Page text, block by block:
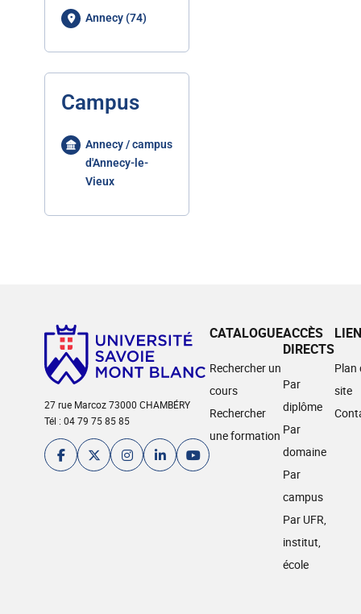
Annecy (74)
Campus
Annecy / campus
d'Annecy-le-
Vieux
27 rue Marcoz 73000 CHAMBÉRY
Tél : 04 79 75 85 85
CATALOGUE
Rechercher un
cours
Rechercher
une formation
ACCÈS
DIRECTS
Par
diplôme
Par
domaine
Par
campus
Par UFR,
institut,
école
Plan
site